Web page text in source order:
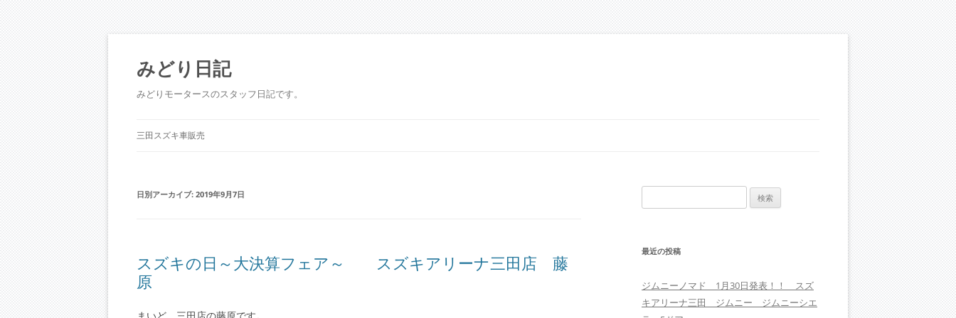
コ
ン
ツ
へ
ス
みどり日記
みどりモータースのスタッフ日記です。
三田スズキ車販売
日別アーカイブ: 2019年9月7日
スズキの日～大決算フェア～ スズキアリーナ三田店 藤
原
索:
最近の投稿
ジムニーノマド 1月30日発表！！ スズ
キアリーナ三田 ジムニー ジムニーシエ